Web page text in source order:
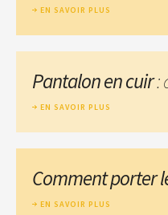
EN SAVOIR PLUS
Pantalon en cuir:
EN SAVOIR PLUS
Comment porter
EN SAVOIR PLUS